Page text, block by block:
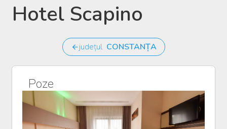
Hotel Scapino
județul CONSTANȚA
Poze